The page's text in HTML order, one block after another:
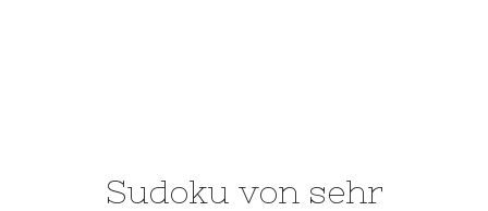
Sudoku von sehr